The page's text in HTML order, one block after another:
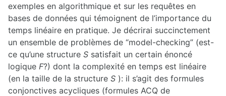
2008-2009
2007-2008
2006-2007
2005-2006
2002-2003
2001-2002
2000-2001
1999-2000
1998-1999
exemples en algorithmique et sur les requêtes en
bases de données qui témoignent de l’importance du
temps linéaire en pratique. Je décrirai succinctement
un ensemble de problèmes de “model-checking” (est-
ce qu’une structure S satisfait un certain énoncé
logique F?) dont la complexité en temps est linéaire
(en la taille de la structure S ): il s’agit des formules
conjonctives acycliques (formules ACQ de